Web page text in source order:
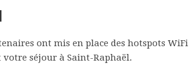
ont mis en place des hotspots WiFi
séjour à Saint-Raphaël.